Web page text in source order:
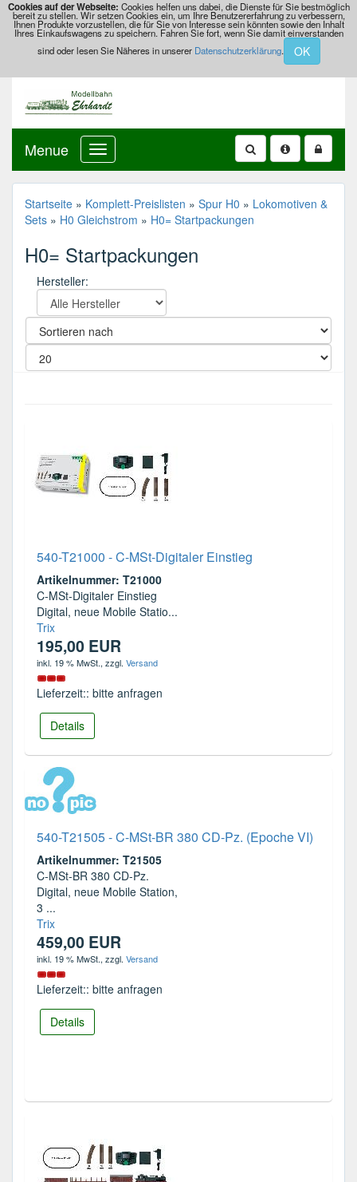
Cookies auf der Webseite: Cookies helfen uns dabei, die Dienste für Sie bestmöglich
bereit zu stellen. Wir setzen Cookies ein, um Ihre Benutzererfahrung zu verbessern,
Ihnen Produkte vorzustellen, die für Sie von Interesse sein könnten sowie den Inhalt
Ihres Einkaufswagens zu speichern. Fahren Sie fort, wenn Sie damit einverstanden
sind oder lesen Sie Näheres in unserer Datenschutzerklärung. OK
Menue
Startseite » Komplett-Preislisten » Spur H0 » Lokomotiven &
Sets » H0 Gleichstrom » H0= Startpackungen
H0= Startpackungen
Hersteller:
540-T21000 - C-MSt-Digitaler Einstieg
Artikelnummer: T21000
C-MSt-Digitaler Einstieg
Digital, neue Mobile Statio...
Trix
195,00 EUR
inkl. 19 % MwSt., zzgl. Versand
Lieferzeit:: bitte anfragen
Details
540-T21505 - C-MSt-BR 380 CD-Pz. (Epoche VI)
Artikelnummer: T21505
C-MSt-BR 380 CD-Pz.
Digital, neue Mobile Station,
3 ...
Trix
459,00 EUR
inkl. 19 % MwSt., zzgl. Versand
Lieferzeit:: bitte anfragen
Details